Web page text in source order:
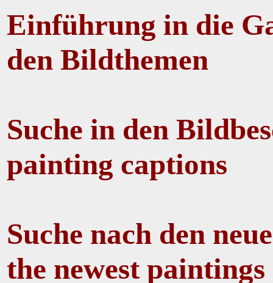
Einführung in die
den Bildthemen
Suche in den
painting captions
Suche nach den
the newest paintings